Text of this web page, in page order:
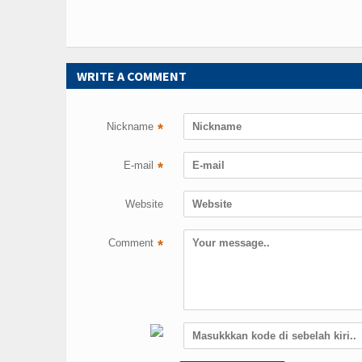
WRITE A COMMENT
Nickname *
E-mail *
Website
Comment *